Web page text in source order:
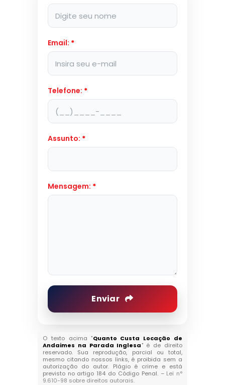
Email: *
Telefone: *
Assunto: *
Mensagem: *
Enviar
O texto acima "Quanto Custa Locação de
Andaimes na Parada Inglesa" é de direito
reservado. Sua reprodução, parcial ou total,
mesmo citando nossos links, é proibida sem a
autorização do autor. Plágio é crime e está
previsto no artigo 184 do Código Penal. – Lei n°
9.610-98 sobre direitos autorais.